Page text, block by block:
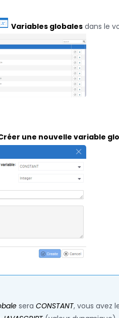
Variables globalesdans le
une nouvelle variable
sera CONSTANT, vous avez